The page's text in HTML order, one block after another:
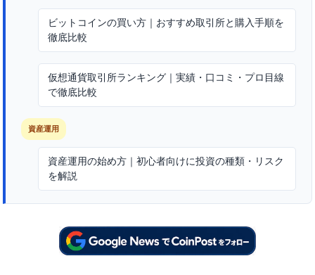
ビットコインの買い方｜おすすめ取引所と購入手順を
徹底比較
仮想通貨取引所ランキング｜実績・口コミ・プロ目線
で徹底比較
資産運用
資産運用の始め方｜初心者向けに投資の種類・リスク
を解説